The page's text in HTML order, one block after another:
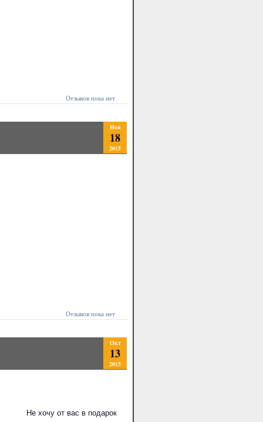
Отзывов пока нет
Ноя
18
2015
Отзывов пока нет
Окт
13
2015
Не хочу от вас в подарок